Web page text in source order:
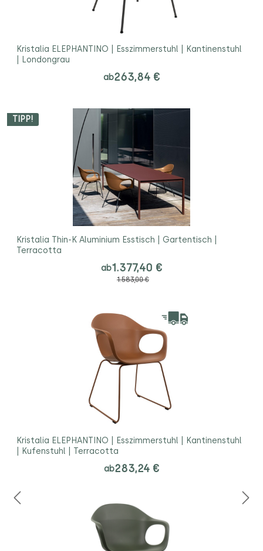
Kristalia ELEPHANTINO | Esszimmerstuhl | Kantinenstuhl
| Londongrau
ab263,84 €
TIPP!
Kristalia Thin-K Aluminium Esstisch | Gartentisch |
Terracotta
ab1.377,40 €
1.583,00 €
Kristalia ELEPHANTINO | Esszimmerstuhl | Kantinenstuhl
| Kufenstuhl | Terracotta
ab283,24 €